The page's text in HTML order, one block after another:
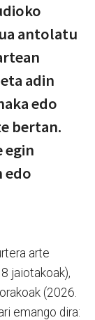
antolatu
adin
edo
bertan.
egin
edo
arte
jaiotakoak),
(2026.
emango dira: